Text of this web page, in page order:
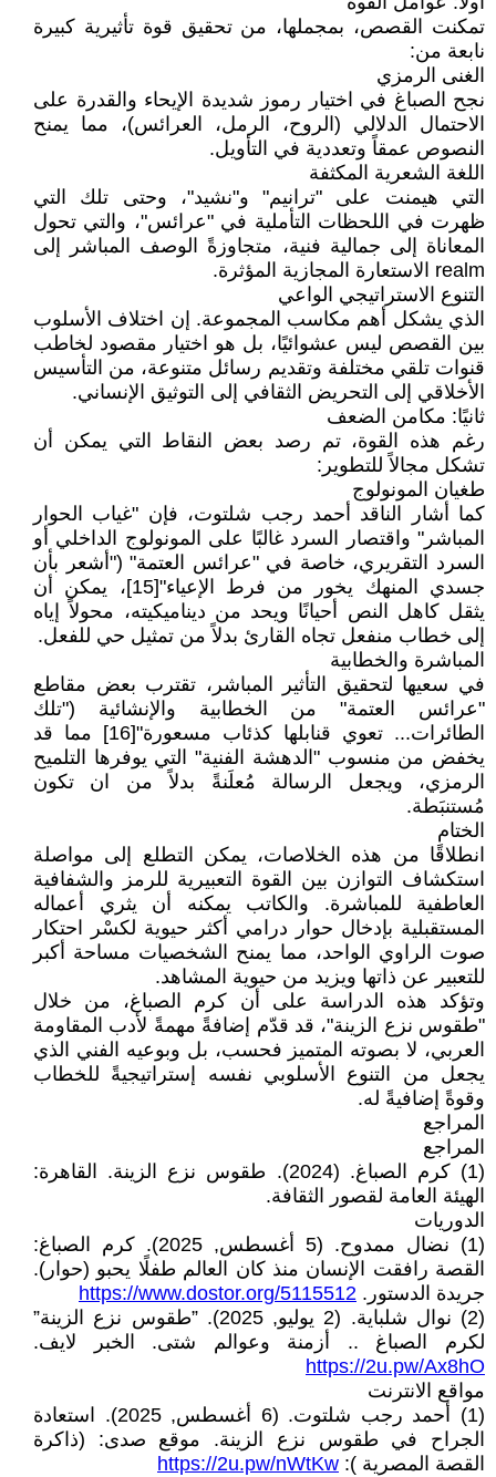
تمكنت القصص، بمجملها، من تحقيق قوة تأثيرية كبيرة
نابعة من:
الغنى الرمزي
نجح الصباغ في اختيار رموز شديدة الإيحاء والقدرة على
الاحتمال الدلالي (الروح، الرمل، العرائس)، مما يمنح
النصوص عمقاً وتعددية في التأويل.
اللغة الشعرية المكثفة
التي هيمنت على "ترانيم" و"نشيد"، وحتى تلك التي
ظهرت في اللحظات التأملية في "عرائس"، والتي تحول
المعاناة إلى جمالية فنية، متجاوزةً الوصف المباشر إلى
realm الاستعارة المجازية المؤثرة.
التنوع الاستراتيجي الواعي
الذي يشكل أهم مكاسب المجموعة. إن اختلاف الأسلوب
بين القصص ليس عشوائيًا، بل هو اختيار مقصود لخاطب
قنوات تلقي مختلفة وتقديم رسائل متنوعة، من التأسيس
الأخلاقي إلى التحريض الثقافي إلى التوثيق الإنساني.
ثانيًا: مكامن الضعف
رغم هذه القوة، تم رصد بعض النقاط التي يمكن أن
تشكل مجالاً للتطوير:
طغيان المونولوج
كما أشار الناقد أحمد رجب شلتوت، فإن "غياب الحوار
المباشر" واقتصار السرد غالبًا على المونولوج الداخلي أو
السرد التقريري، خاصة في "عرائس العتمة" ("أشعر بأن
جسدي المنهك يخور من فرط الإعياء"[15]، يمكن أن
يثقل كاهل النص أحيانًا ويحد من ديناميكيته، محولاً إياه
إلى خطاب منفعل تجاه القارئ بدلاً من تمثيل حي للفعل.
المباشرة والخطابية
في سعيها لتحقيق التأثير المباشر، تقترب بعض مقاطع
"عرائس العتمة" من الخطابية والإنشائية ("تلك
الطائرات... تعوي قنابلها كذئاب مسعورة"[16] مما قد
يخفض من منسوب "الدهشة الفنية" التي يوفرها التلميح
الرمزي، ويجعل الرسالة مُعلَنةً بدلاً من ان تكون
مُستنبَطة.
الختام
انطلاقًا من هذه الخلاصات، يمكن التطلع إلى مواصلة
استكشاف التوازن بين القوة التعبيرية للرمز والشفافية
العاطفية للمباشرة. والكاتب يمكنه أن يثري أعماله
المستقبلية بإدخال حوار درامي أكثر حيوية لكسْر احتكار
صوت الراوي الواحد، مما يمنح الشخصيات مساحة أكبر
للتعبير عن ذاتها ويزيد من حيوية المشاهد.
وتؤكد هذه الدراسة على أن كرم الصباغ، من خلال
"طقوس نزع الزينة"، قد قدّم إضافةً مهمةً لأدب المقاومة
العربي، لا بصوته المتميز فحسب، بل وبوعيه الفني الذي
يجعل من التنوع الأسلوبي نفسه إستراتيجيةً للخطاب
وقوةً إضافيةً له.
المراجع
المراجع
(1) كرم الصباغ. (2024). طقوس نزع الزينة. القاهرة:
الهيئة العامة لقصور الثقافة.
الدوريات
(1) نضال ممدوح. (5 أغسطس, 2025). كرم الصباغ:
القصة رافقت الإنسان منذ كان العالم طفلًا يحبو (حوار).
جريدة الدستور. https://www.dostor.org/5115512
(2) نوال شلباية. (2 يوليو, 2025). ”طقوس نزع الزينة”
لكرم الصباغ .. أزمنة وعوالم شتى. الخبر لايف.
https://2u.pw/Ax8hO
مواقع الانترنت
(1) أحمد رجب شلتوت. (6 أغسطس, 2025). استعادة
الجراح في طقوس نزع الزينة. موقع صدى: (ذاكرة
القصة المصرية ): https://2u.pw/nWtKw